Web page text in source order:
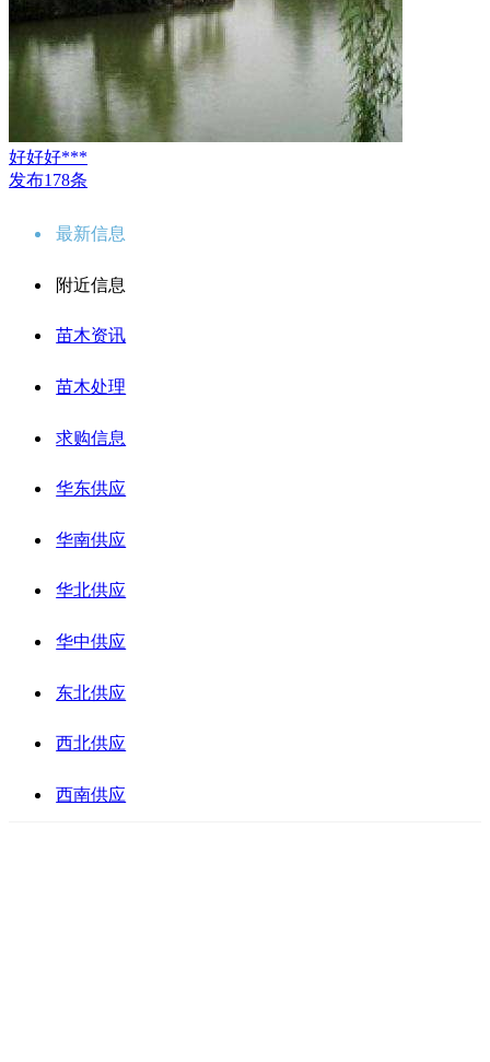
好好好***
发布178条
最新信息
附近信息
苗木资讯
苗木处理
求购信息
华东供应
华南供应
华北供应
华中供应
东北供应
西北供应
西南供应